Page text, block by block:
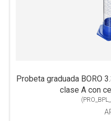
Probeta graduada BORO
clase A con
(